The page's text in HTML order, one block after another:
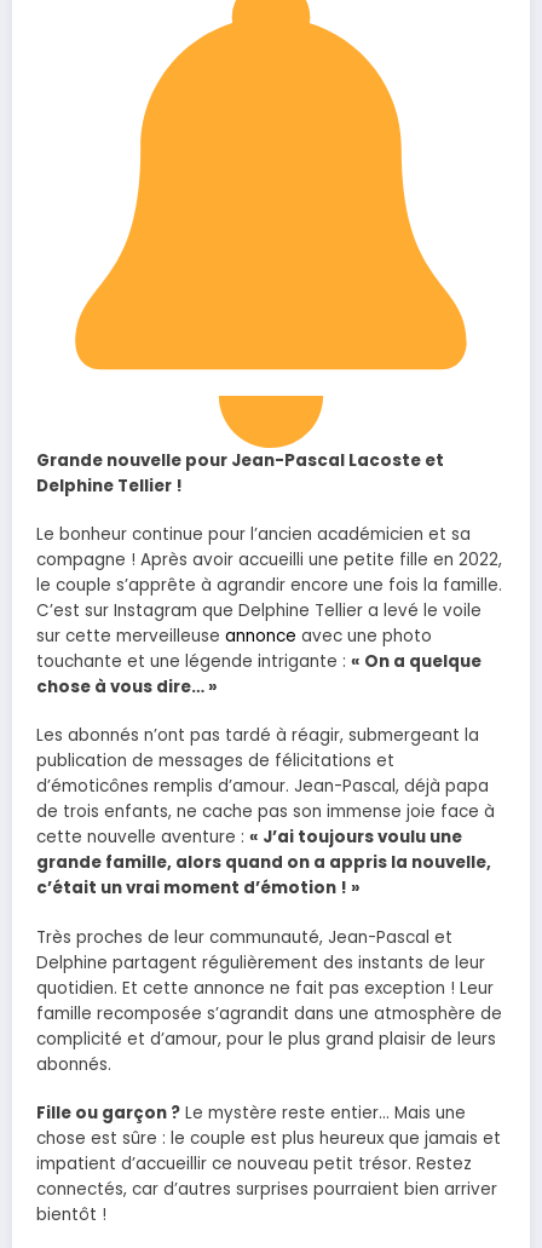
Grande nouvelle pour Jean-Pascal Lacoste et
Delphine Tellier !
Le bonheur continue pour l’ancien académicien et sa
compagne ! Après avoir accueilli une petite fille en 2022,
le couple s’apprête à agrandir encore une fois la famille.
C’est sur Instagram que Delphine Tellier a levé le voile
sur cette merveilleuse annonce avec une photo
touchante et une légende intrigante : « On a quelque
chose à vous dire… »
Les abonnés n’ont pas tardé à réagir, submergeant la
publication de messages de félicitations et
d’émoticônes remplis d’amour. Jean-Pascal, déjà papa
de trois enfants, ne cache pas son immense joie face à
cette nouvelle aventure : « J’ai toujours voulu une
grande famille, alors quand on a appris la nouvelle,
c’était un vrai moment d’émotion ! »
Très proches de leur communauté, Jean-Pascal et
Delphine partagent régulièrement des instants de leur
quotidien. Et cette annonce ne fait pas exception ! Leur
famille recomposée s’agrandit dans une atmosphère de
complicité et d’amour, pour le plus grand plaisir de leurs
abonnés.
Fille ou garçon ? Le mystère reste entier… Mais une
chose est sûre : le couple est plus heureux que jamais et
impatient d’accueillir ce nouveau petit trésor. Restez
connectés, car d’autres surprises pourraient bien arriver
bientôt !